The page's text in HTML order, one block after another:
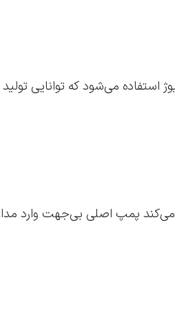
می‌شود که توانایی تولید
پمپ اصلی بی‌جهت وارد مدار